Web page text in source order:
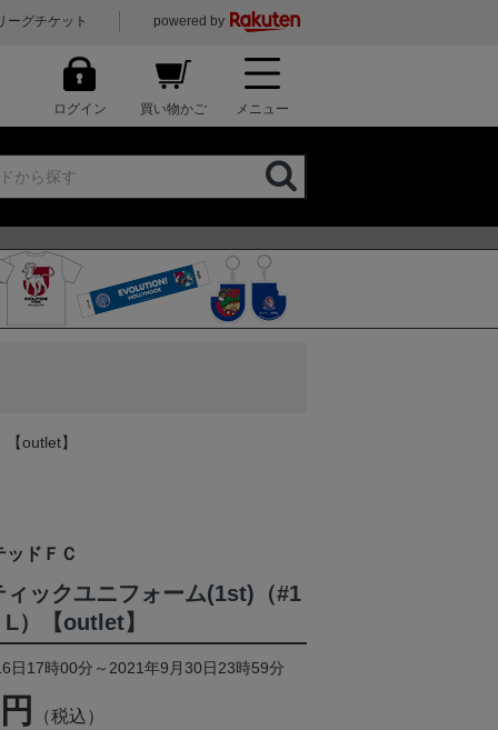
ーグチケット powered by
ログイン 買い物かご メニュー
outlet】
ッドＦＣ
ックユニフォーム(1st)（#1
）【outlet】
日17時00分～2021年9月30日23時59分
（税込）